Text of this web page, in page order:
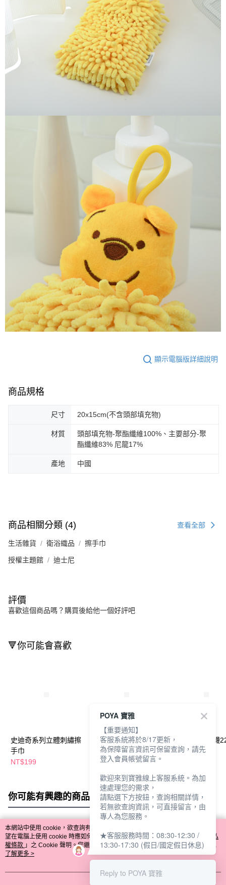
顯示電腦版詳細說明
商品規格
尺寸 20x15cm(不含頭部填充物)
材質
頭部填充物-聚酯纖維100%、主要部分-聚
酯纖維83% 尼龍17%
產地 中國
商品相關分類 (4) 查看全部
生活雜貨 衛浴織品 擦手巾
授權主題館 迪士尼
評價
喜歡這個商品嗎？購買後給他一個好評吧
🔻你可能會喜歡
史迪奇系列立體刺繡擦
手巾
NT$199
小熊維尼系列童巾
27*54cm
NT$69
小熊維尼長筒襪
26cm
你可能有興趣的商品 全站排行
熱門標籤
本網站中使用 cookie，欲查詢有關本網站使用 cookie 方式之詳情，及若您不希
望在電腦上使用 cookie 時應如何變更電腦的 cookie 設定，請參閱本網站「
隱私
權條款 」之 Cookie 聲明。您繼續使用本網站即表示您同意本公司得按本網站使
用條款之 Cookie 聲明使用 cookie。
了解更多 >
POYA 寶雅
【重要通知】
客服系統將於8/17更新，
為保障留言資訊可保留查詢，請先
登入會員帳號留言。
歡迎來到寶雅線上客服系統。為加
速處理您的需求，
請點選下方按鈕，查詢相關詳情，
若無欲查詢資訊，可直接留言，由
專人為您服務。
★客服服務時間：08:30-12:30 /
13:30-17:30 (假日/國定假日休息)
Reply to POYA 寶雅